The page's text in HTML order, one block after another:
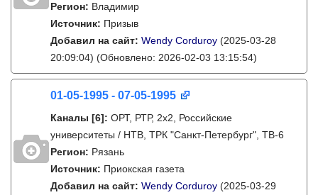
Регион: Владимир
Источник: Призыв
Добавил на сайт: Wendy Corduroy (2025-03-28
20:09:04) (Обновлено: 2026-02-03 13:15:54)
01-05-1995 - 07-05-1995
Каналы [6]: ОРТ, РТР, 2х2, Российские
университеты / НТВ, ТРК "Санкт-Петербург", ТВ-6
Регион: Рязань
Источник: Приокская газета
Добавил на сайт: Wendy Corduroy (2025-03-29